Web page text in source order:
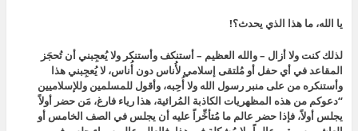
يا الله، ما هذا الذي يحدث؟!
لذلك كنت ولا أزال – والله العظيم – أستنكف وأستنكر ولا يُعجِبني أن تُحجَز
المقاعد في أي حفل أو مُلتقى إسلامي لأُناس دون أُناس، لا يُعجِبني هذا
وأستنكره من على منبر رسول الله ولا أُحِبه، وأقول للمسلمين وللإسلاميين
“دعوكم من هذه المظهريات الكاذبة المُرائية، هذا رياء فارغ، مَن حضر أولاً
يجلس أولاً، فإذا حضر عالم ما مُتأخِّراً عليه أن يجلس في الصف الخامس أو